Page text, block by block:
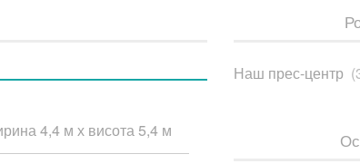
4,4 м х висота 5,4 м
Наш прес-центр